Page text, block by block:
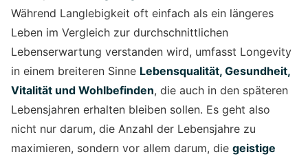
Während Langlebigkeit oft einfach als ein längeres
Leben im Vergleich zur durchschnittlichen
Lebenserwartung verstanden wird, umfasst Longevity
in einem breiteren Sinne Lebensqualität, Gesundheit,
Vitalität und Wohlbefinden, die auch in den späteren
Lebensjahren erhalten bleiben sollen. Es geht also
nicht nur darum, die Anzahl der Lebensjahre zu
maximieren, sondern vor allem darum, die geistige